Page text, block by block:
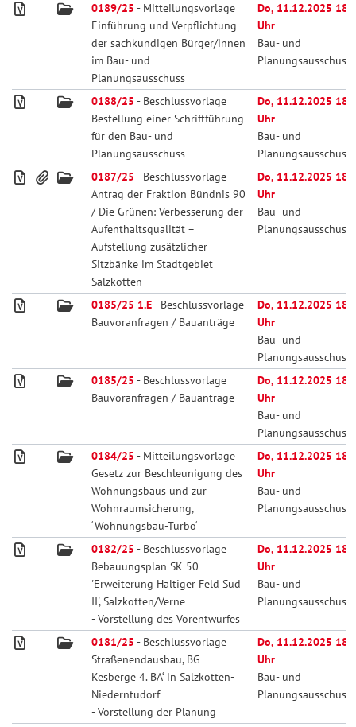
0189/25 - Mitteilungsvorlage
Einführung und Verpflichtung
der sachkundigen Bürger/innen
im Bau- und
Planungsausschuss
Do, 11.12.2025
Uhr
Bau- und
Planungsausschuss
0188/25 - Beschlussvorlage
Bestellung einer Schriftführung
für den Bau- und
Planungsausschuss
Do, 11.12.2025
Uhr
Bau- und
Planungsausschuss
0187/25 - Beschlussvorlage
Antrag der Fraktion Bündnis 90
/ Die Grünen: Verbesserung der
Aufenthaltsqualität –
Aufstellung zusätzlicher
Sitzbänke im Stadtgebiet
Salzkotten
Do, 11.12.2025
Uhr
Bau- und
Planungsausschuss
0185/25 1.E- Beschlussvorlage
Bauvoranfragen / Bauanträge
Do, 11.12.2025
Uhr
Bau- und
Planungsausschuss
0185/25 - Beschlussvorlage
Bauvoranfragen / Bauanträge
Do, 11.12.2025
Uhr
Bau- und
Planungsausschuss
0184/25 - Mitteilungsvorlage
Gesetz zur Beschleunigung des
Wohnungsbaus und zur
Wohnraumsicherung,
‘Wohnungsbau-Turbo‘
Do, 11.12.2025
Uhr
Bau- und
Planungsausschuss
0182/25 - Beschlussvorlage
Bebauungsplan SK 50
'Erweiterung Haltiger Feld Süd
II', Salzkotten/Verne
- Vorstellung des Vorentwurfes
Do, 11.12.2025
Uhr
Bau- und
Planungsausschuss
0181/25 - Beschlussvorlage
Straßenendausbau, BG
Kesberge 4. BA‘ in Salzkotten-
Niederntudorf
- Vorstellung der Planung
Do, 11.12.2025
Uhr
Bau- und
Planungsausschuss